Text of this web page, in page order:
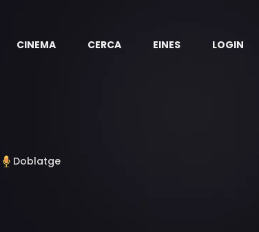
CINEMA CERCA EINES LOGIN
Doblatge